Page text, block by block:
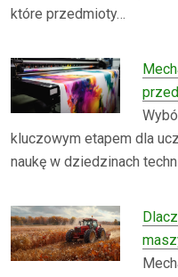
które przedmioty…
kluczowym etapem dla
naukę w dziedzinach